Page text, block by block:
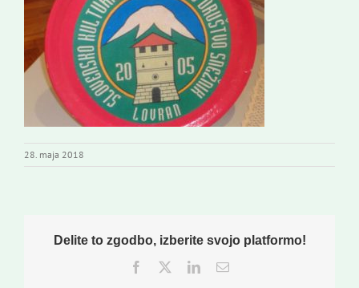
Novi odmev – naše glasilo
Založništvo
Koristne informacije
28. maja 2018
Delite to zgodbo, izberite svojo platformo!
Facebook
TwitterLinkedInEmail